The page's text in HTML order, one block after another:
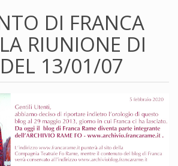
DI FRANCA
RIUNIONE DI
13/01/07